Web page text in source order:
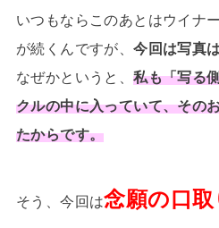
いつもならこのあとはウイナ
が続くんですが、今回は写真
なぜかというと、私も「写る
クルの中に入っていて、その
たからです。
そう、今回は念願の口